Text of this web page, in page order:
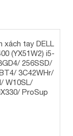
phím dễ dàng
nhanh chóng.
cho soạn thảo